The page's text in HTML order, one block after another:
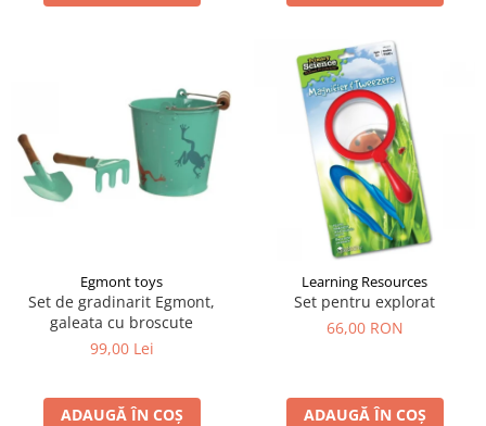
Egmont toys
Set de gradinarit Egmont,
galeata cu broscute
99,00 Lei
ADAUGĂ ÎN COȘ
Learning Resources
Set pentru explorat
66,00 RON
ADAUGĂ ÎN COȘ